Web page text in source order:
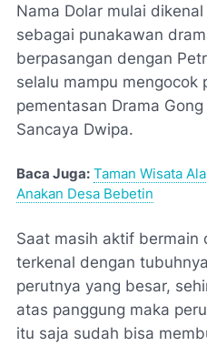
Nama Dolar mulai
sebagai punakawan
berpasangan dengan
selalu mampu mengocok
pementasan Drama
Sancaya Dwipa.
Baca Juga: Taman Wisata
Anakan Desa Bebetin
Saat masih aktif bermain
terkenal dengan
perutnya yang besar,
atas panggung maka
itu saja sudah bisa